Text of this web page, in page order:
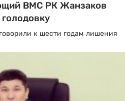
ВМС РК Жанзаков
к шести годам лишения